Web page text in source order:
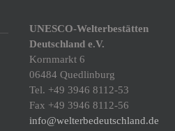
UNESCO-Welterbestätten
Deutschland e.V.
Kornmarkt 6
06484 Quedlinburg
Tel. +49 3946 8112-53
Fax +49 3946 8112-56
info@welterbedeutschland.de